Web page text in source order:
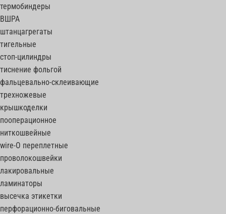
термобиндеры
ВШРА
штанцагрегаты
тигельные
стоп-цилиндры
тиснение фольгой
фальцевально-склеивающие
трехножевые
крышкоделки
пооперационное
ниткошвейные
wire-O переплетные
проволокошвейки
лакировальные
ламинаторы
высечка этикетки
перфорационно-биговальные